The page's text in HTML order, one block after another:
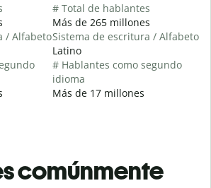
/ Alfabeto
# Total de hablantes
Más de 265 millones
Sistema de escritura / Alfabeto
Latino
# Hablantes como segundo
idioma
Más de 17 millones
comúnmente